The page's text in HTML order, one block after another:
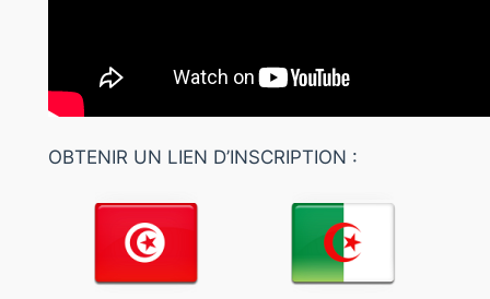
OBTENIR UN LIEN D’INSCRIPTION :